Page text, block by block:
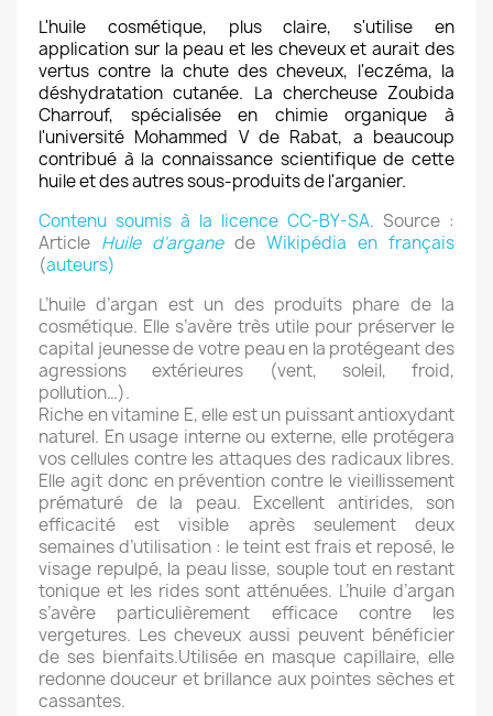
L'huile cosmétique, plus claire, s'utilise en
application sur la peau et les cheveux et aurait des
vertus contre la chute des cheveux, l'eczéma, la
déshydratation cutanée. La chercheuse Zoubida
Charrouf, spécialisée en chimie organique à
l'université Mohammed V de Rabat, a beaucoup
contribué à la connaissance scientifique de cette
huile et des autres sous-produits de l'arganier.
Contenu soumis à la licence CC-BY-SA. Source :
Article Huile d'arganede Wikipédia en français
(auteurs)
L’huile d’argan est un des produits phare de la
cosmétique. Elle s’avère très utile pour préserver le
capital jeunesse de votre peau en la protégeant des
agressions extérieures (vent, soleil, froid,
pollution…).
Riche en vitamine E, elle est un puissant antioxydant
naturel. En usage interne ou externe, elle protégera
vos cellules contre les attaques des radicaux libres.
Elle agit donc en prévention contre le vieillissement
prématuré de la peau. Excellent antirides, son
efficacité est visible après seulement deux
semaines d’utilisation : le teint est frais et reposé, le
visage repulpé, la peau lisse, souple tout en restant
tonique et les rides sont atténuées. L’huile d’argan
s’avère particulièrement efficace contre les
vergetures. Les cheveux aussi peuvent bénéficier
de ses bienfaits.Utilisée en masque capillaire, elle
redonne douceur et brillance aux pointes sèches et
cassantes.